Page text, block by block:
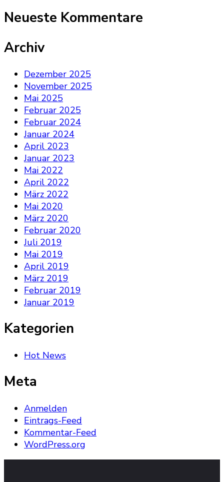
Neueste Kommentare
Archiv
Dezember 2025
November 2025
Mai 2025
Februar 2025
Februar 2024
Januar 2024
April 2023
Januar 2023
Mai 2022
April 2022
März 2022
Mai 2020
März 2020
Februar 2020
Juli 2019
Mai 2019
April 2019
März 2019
Februar 2019
Januar 2019
Kategorien
Hot News
Meta
Anmelden
Eintrags-Feed
Kommentar-Feed
WordPress.org